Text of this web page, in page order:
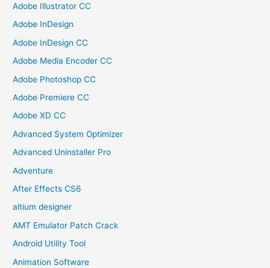
Adobe Illustrator CC
Adobe InDesign
Adobe InDesign CC
Adobe Media Encoder CC
Adobe Photoshop CC
Adobe Premiere CC
Adobe XD CC
Advanced System Optimizer
Advanced Uninstaller Pro
Adventure
After Effects CS6
altium designer
AMT Emulator Patch Crack
Android Utility Tool
Animation Software